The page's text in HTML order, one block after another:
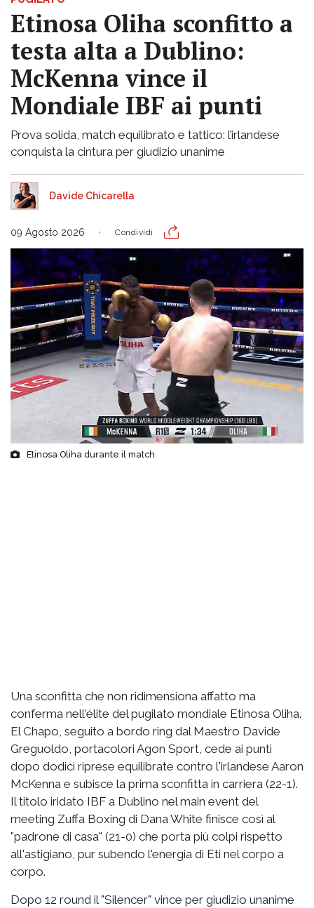
Etinosa Oliha sconfitto a
testa alta a Dublino:
McKenna vince il
Mondiale IBF ai punti
Prova solida, match equilibrato e tattico: l’irlandese
conquista la cintura per giudizio unanime
Davide Chicarella
09 Agosto 2026 Condividi
Etinosa Oliha durante il match
Una sconfitta che non ridimensiona affatto ma
conferma nell'élite del pugilato mondiale Etinosa Oliha.
El Chapo, seguito a bordo ring dal Maestro Davide
Greguoldo, portacolori Agon Sport, cede ai punti
dopo dodici riprese equilibrate contro l'irlandese Aaron
McKenna e subisce la prima sconfitta in carriera (22-1).
Il titolo iridato IBF a Dublino nel main event del
meeting Zuffa Boxing di Dana White finisce così al
"padrone di casa" (21-0) che porta più colpi rispetto
all'astigiano, pur subendo l'energia di Eti nel corpo a
corpo.
Dopo 12 round il "Silencer" vince per giudizio unanime